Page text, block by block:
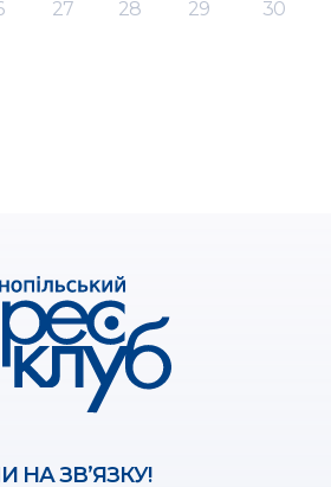
27 28 29
30
НА ЗВ’ЯЗКУ!